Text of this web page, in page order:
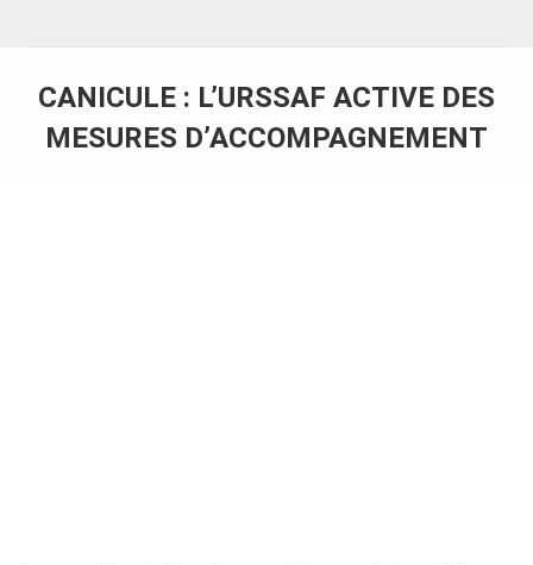
CANICULE : L’URSSAF ACTIVE DES
MESURES D’ACCOMPAGNEMENT